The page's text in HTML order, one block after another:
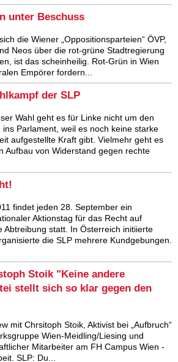
unter Beschuss
die Wiener „Oppositionsparteien“ ÖVP,
Neos über die rot-grüne Stadtregierung
ist das scheinheilig. Rot-Grün in Wien
Empörer fordern...
der SLP
Wahl geht es für Linke nicht um den
ins Parlament, weil es noch keine starke
aufgestellte Kraft gibt. Vielmehr geht es
Aufbau von Widerstand gegen rechte
findet jeden 28. September ein
Aktionstag für das Recht auf
Abtreibung statt. In Österreich initiierte
die SLP mehrere Kundgebungen.
Stoik "Keine andere
stellt sich so klar gegen den
mit Chrsitoph Stoik, Aktivist bei „Aufbruch“
Wien-Meidling/Liesing und
Mitarbeiter am FH Campus Wien -
SLP: Du...